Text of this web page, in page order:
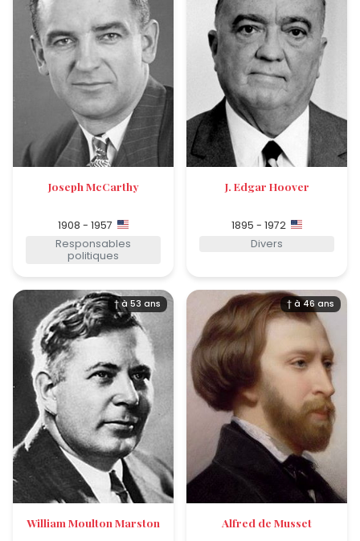
Joseph McCarthy
1908 - 1957
Responsables
politiques
J. Edgar Hoover
1895 - 1972
Divers
† à 53 ans
William Moulton Marston
† à 46 ans
Alfred de Musset